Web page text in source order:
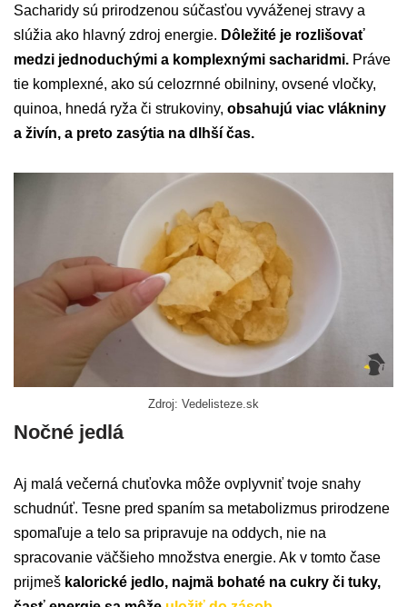
Sacharidy sú prirodzenou súčasťou vyváženej stravy a
slúžia ako hlavný zdroj energie. Dôležité je rozlišovať
medzi jednoduchými a komplexnými sacharidmi. Práve
tie komplexné, ako sú celozrnné obilniny, ovsené vločky,
quinoa, hnedá ryža či strukoviny, obsahujú viac vlákniny
a živín, a preto zasýtia na dlhší čas.
Zdroj: Vedelisteze.sk
Nočné jedlá
Aj malá večerná chuťovka môže ovplyvniť tvoje snahy
schudnúť. Tesne pred spaním sa metabolizmus prirodzene
spomaľuje a telo sa pripravuje na oddych, nie na
spracovanie väčšieho množstva energie. Ak v tomto čase
prijmeš kalorické jedlo, najmä bohaté na cukry či tuky,